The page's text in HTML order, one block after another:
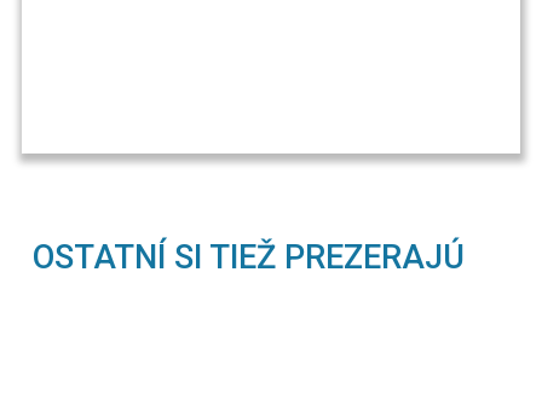
OSTATNÍ SI TIEŽ PREZERAJÚ